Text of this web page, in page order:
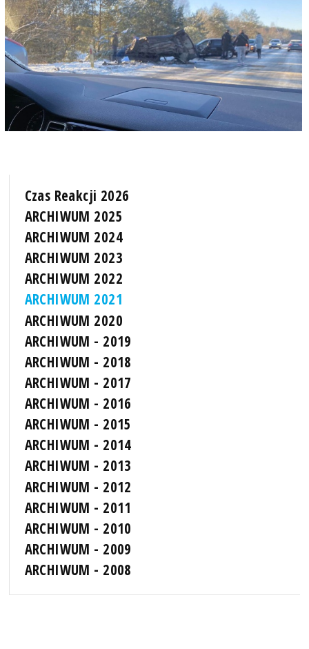
Czas Reakcji 2026
ARCHIWUM 2025
ARCHIWUM 2024
ARCHIWUM 2023
ARCHIWUM 2022
ARCHIWUM 2021
ARCHIWUM 2020
ARCHIWUM - 2019
ARCHIWUM - 2018
ARCHIWUM - 2017
ARCHIWUM - 2016
ARCHIWUM - 2015
ARCHIWUM - 2014
ARCHIWUM - 2013
ARCHIWUM - 2012
ARCHIWUM - 2011
ARCHIWUM - 2010
ARCHIWUM - 2009
ARCHIWUM - 2008